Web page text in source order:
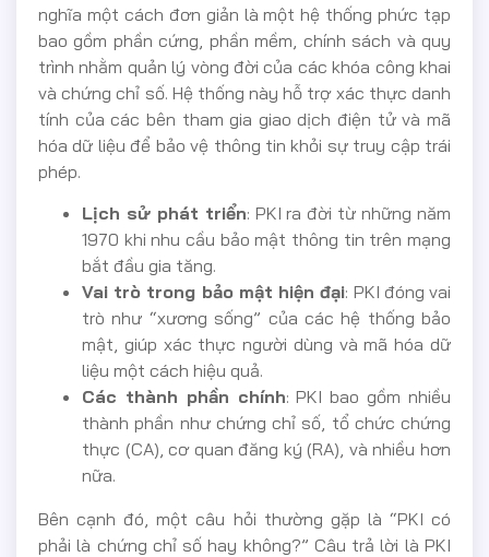
nghĩa một cách đơn giản là một hệ thống phức tạp
bao gồm phần cứng, phần mềm, chính sách và quy
trình nhằm quản lý vòng đời của các khóa công khai
và chứng chỉ số. Hệ thống này hỗ trợ xác thực danh
tính của các bên tham gia giao dịch điện tử và mã
hóa dữ liệu để bảo vệ thông tin khỏi sự truy cập trái
phép.
Lịch sử phát triển: PKI ra đời từ những năm
1970 khi nhu cầu bảo mật thông tin trên mạng
bắt đầu gia tăng.
Vai trò trong bảo mật hiện đại: PKI đóng vai
trò như “xương sống” của các hệ thống bảo
mật, giúp xác thực người dùng và mã hóa dữ
liệu một cách hiệu quả.
Các thành phần chính: PKI bao gồm nhiều
thành phần như chứng chỉ số, tổ chức chứng
thực (CA), cơ quan đăng ký (RA), và nhiều hơn
nữa.
Bên cạnh đó, một câu hỏi thường gặp là “PKI có
phải là chứng chỉ số hay không?” Câu trả lời là PKI